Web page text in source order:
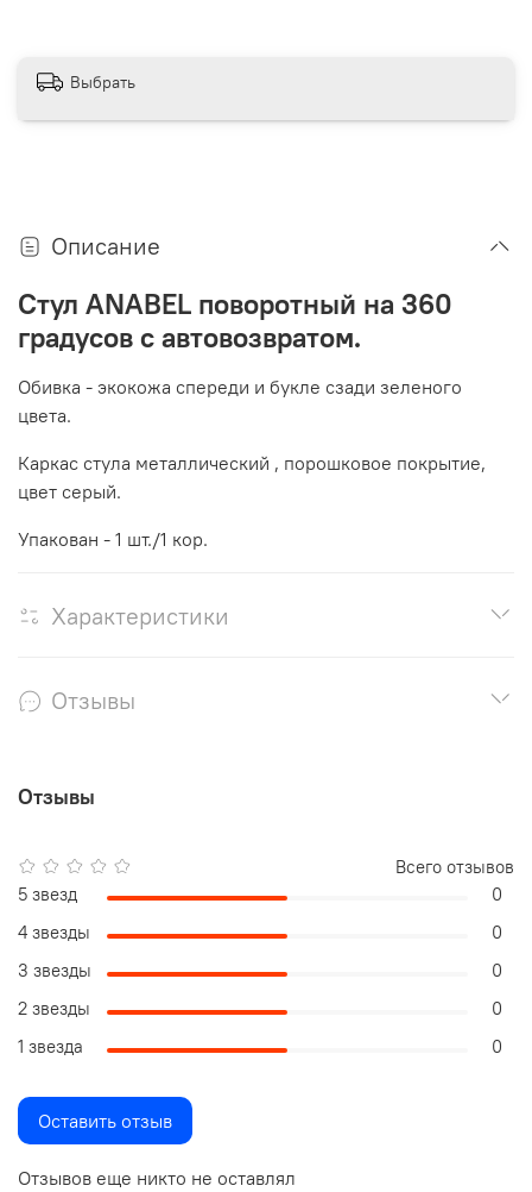
Выбрать
Описание
Стул ANABEL поворотный на 360
градусов с автовозвратом.
Обивка - экокожа спереди и букле сзади зеленого
цвета.
Каркас стула металлический , порошковое покрытие,
цвет серый.
Упакован - 1 шт./1 кор.
Характеристики
Отзывы
Отзывы
Отзывов еще никто не оставлял
Всего отзывов
5 звезд
0
4 звезды
0
3 звезды
0
2 звезды
0
1 звезда
0
Оставить отзыв